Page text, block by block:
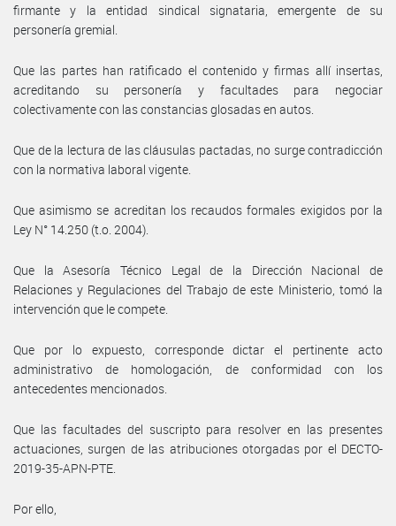
firmante y la entidad sindical signataria, emergente de su
personería gremial.
Que las partes han ratificado el contenido y firmas allí insertas,
acreditando su personería y facultades para negociar
colectivamente con las constancias glosadas en autos.
Que de la lectura de las cláusulas pactadas, no surge contradicción
con la normativa laboral vigente.
Que asimismo se acreditan los recaudos formales exigidos por la
Ley N° 14.250 (t.o. 2004).
Que la Asesoría Técnico Legal de la Dirección Nacional de
Relaciones y Regulaciones del Trabajo de este Ministerio, tomó la
intervención que le compete.
Que por lo expuesto, corresponde dictar el pertinente acto
administrativo de homologación, de conformidad con los
antecedentes mencionados.
Que las facultades del suscripto para resolver en las presentes
actuaciones, surgen de las atribuciones otorgadas por el DECTO-
2019-35-APN-PTE.
Por ello,